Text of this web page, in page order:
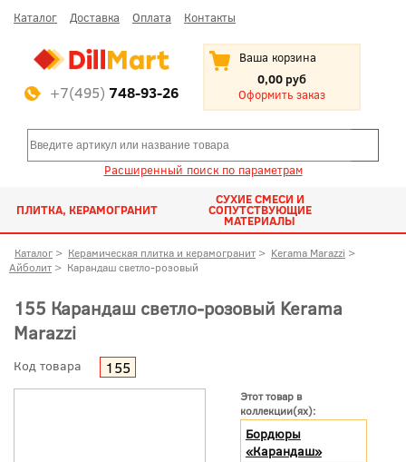
Каталог Доставка Оплата Контакты
+7(495) 748-93-26
Ваша корзина
0,00 руб
Оформить заказ
Расширенный поиск по параметрам
ПЛИТКА, КЕРАМОГРАНИТ
СУХИЕ СМЕСИ И
СОПУТСТВУЮЩИЕ
МАТЕРИАЛЫ
Каталог > Керамическая плитка и керамогранит > Kerama Marazzi >
Айболит > Карандаш светло-розовый
155 Карандаш светло-розовый Kerama
Marazzi
Код товара 155
Этот товар в
коллекции(ях):
Бордюры
«Карандаш»